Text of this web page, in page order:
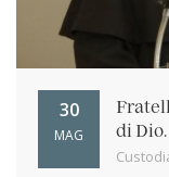
30
MAG
di Dio.